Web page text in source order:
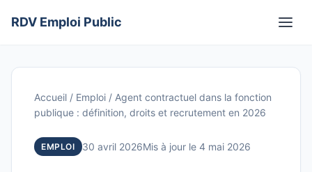
RDV Emploi Public
Accueil / Emploi / Agent contractuel dans la fonction
publique : définition, droits et recrutement en 2026
EMPLOI 30 avril 2026Mis à jour le 4 mai 2026